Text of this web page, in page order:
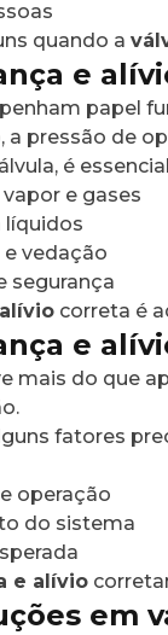
quando a
e
papel
pressão de
é
e gases
líquidos
vedação
segurança
correta é
e
mais do que
fatores
operação
do sistema
e alívio
em